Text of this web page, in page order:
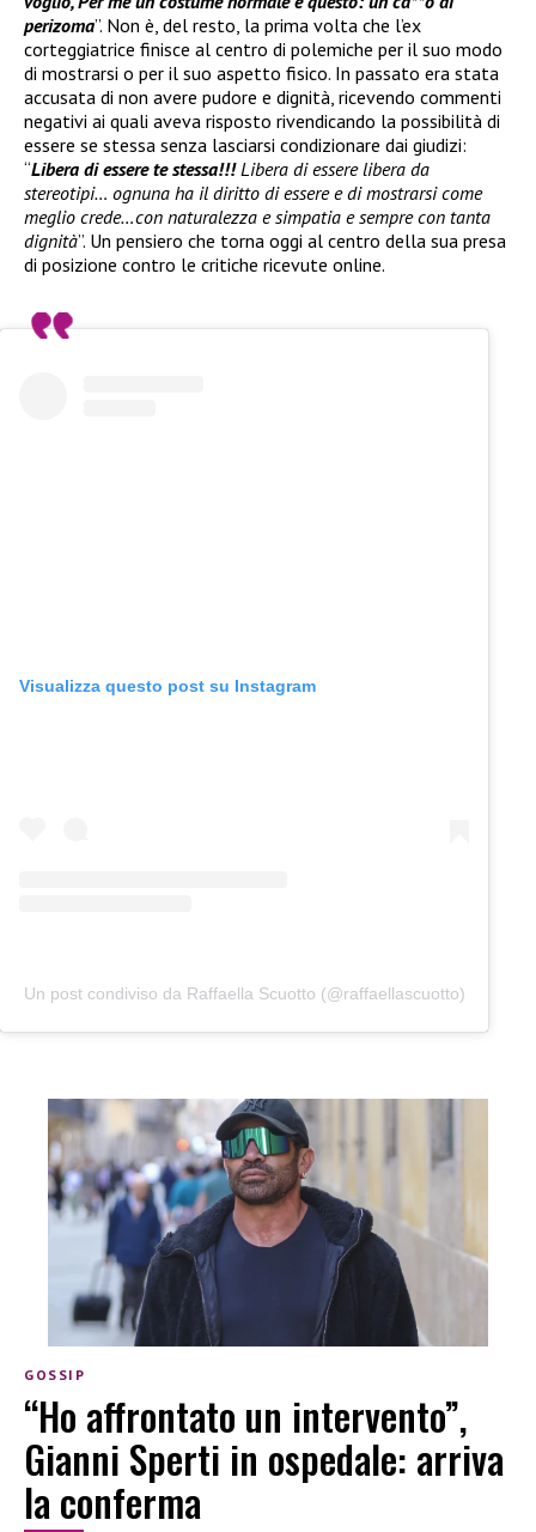
perizoma”. Non è, del resto, la prima volta che l’ex
corteggiatrice finisce al centro di polemiche per il suo modo
di mostrarsi o per il suo aspetto fisico. In passato era stata
accusata di non avere pudore e dignità, ricevendo commenti
negativi ai quali aveva risposto rivendicando la possibilità di
essere se stessa senza lasciarsi condizionare dai giudizi:
“Libera di essere te stessa!!!Libera di essere libera da
stereotipi… ognuna ha il diritto di essere e di mostrarsi come
meglio crede…con naturalezza e simpatia e sempre con tanta
dignità”. Un pensiero che torna oggi al centro della sua presa
di posizione contro le critiche ricevute online.
Visualizza questo post su Instagram
Un post condiviso da Raffaella Scuotto (@raffaellascuotto)
GOSSIP
“Ho affrontato un intervento”,
Gianni Sperti in ospedale: arriva
la conferma